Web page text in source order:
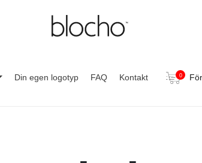
Din egen logotyp FAQ Kontakt 0